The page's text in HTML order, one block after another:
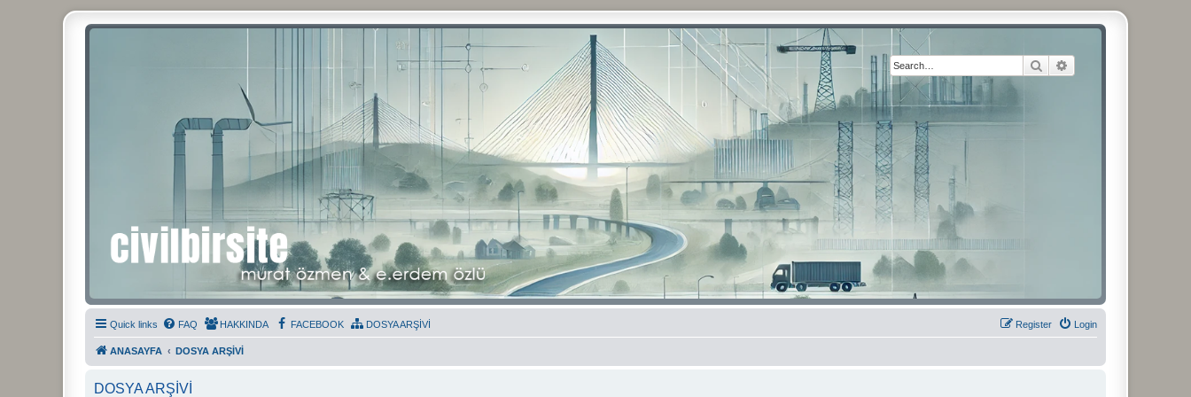
Search
Murat Özmen ve E.Erdem Özlü'nün Resmi Olmayan Civil 3D Sitesi
Quick links FAQ HAKKINDA FACEBOOK DOSYA ARŞİVİ Login
Register
ANASAYFA DOSYA ARŞİVİ
DOSYA ARŞİVİ